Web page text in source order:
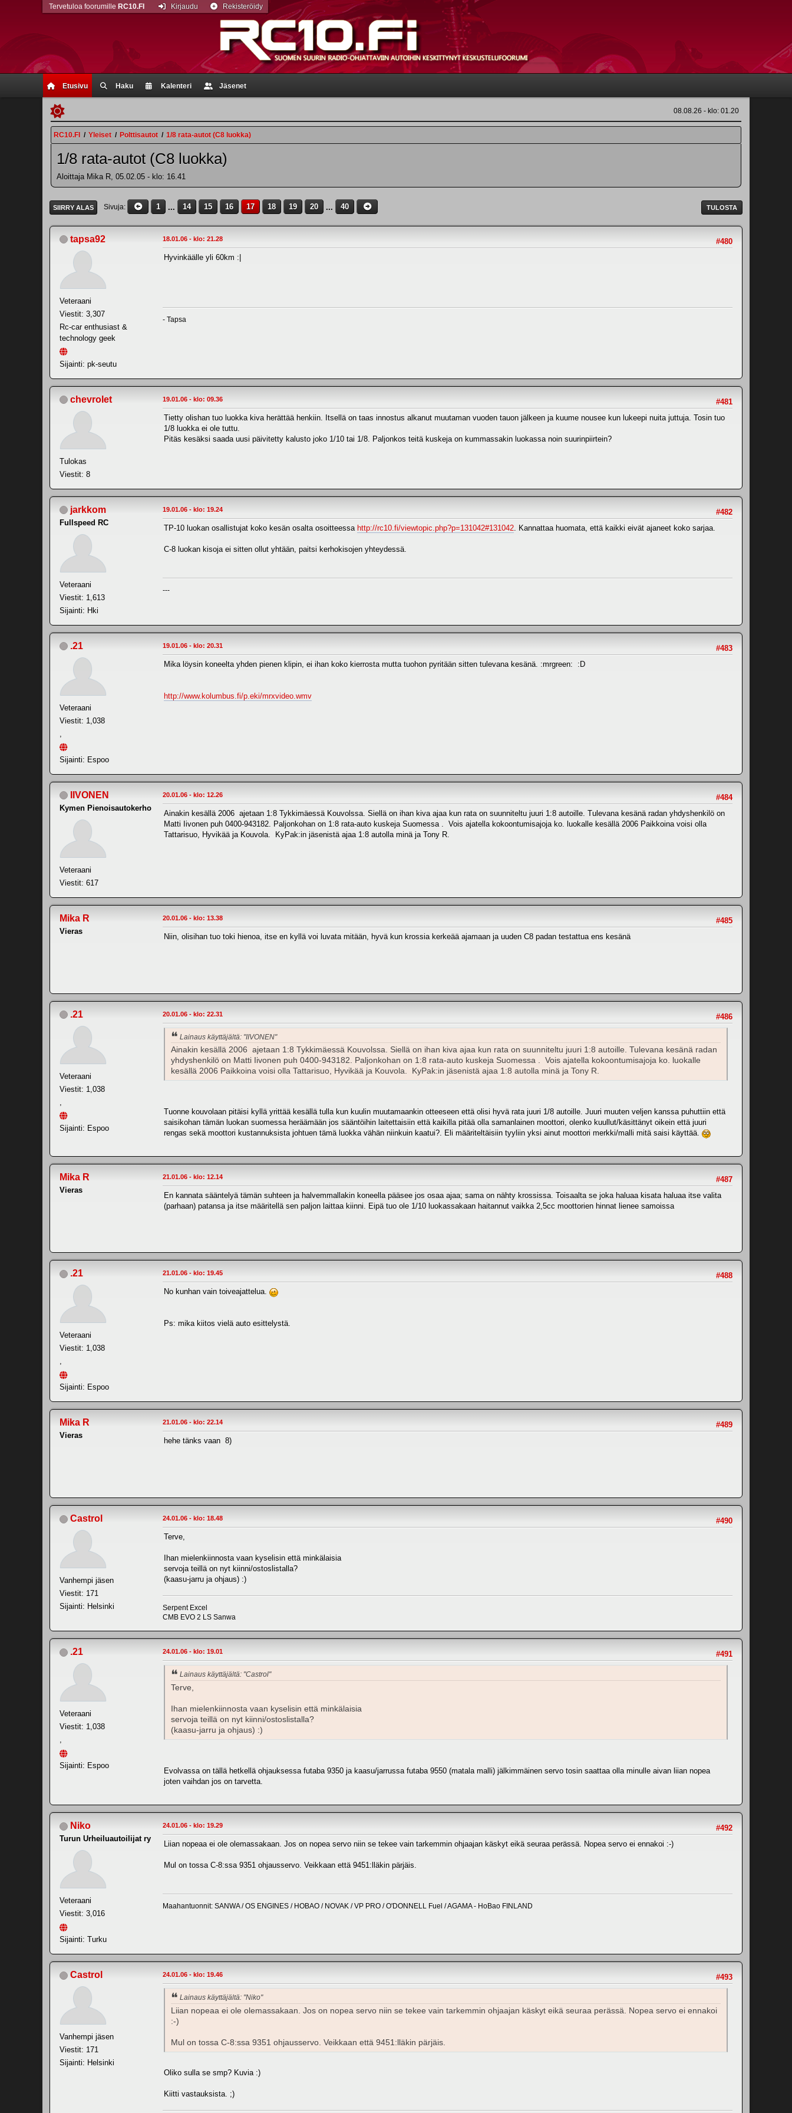
Etusivu Haku Kalenteri Jäsenet
Tervetuloa foorumille RC10.FI Kirjaudu Rekisteröidy
08.08.26 - klo: 01.20
RC10.FI / Yleiset / Polttisautot / 1/8 rata-autot (C8 luokka)
1/8 rata-autot (C8 luokka)
Aloittaja Mika R, 05.02.05 - klo: 16.41
TULOSTA
SIIRRY ALAS Sivuja 1 ... 14 15 16 17 18 19 20 ... 40
tapsa92
Veteraani
Viestit: 3,307
Rc-car enthusiast &
technology geek
Sijainti: pk-seutu
#480
18.01.06 - klo: 21.28
Hyvinkäälle yli 60km :|
- Tapsa
chevrolet
Tulokas
Viestit: 8
#481
19.01.06 - klo: 09.36
Tietty olishan tuo luokka kiva herättää henkiin. Itsellä on taas innostus alkanut muutaman vuoden tauon jälkeen ja kuume nousee kun lukeepi nuita juttuja. Tosin tuo
1/8 luokka ei ole tuttu.
Pitäs kesäksi saada uusi päivitetty kalusto joko 1/10 tai 1/8. Paljonkos teitä kuskeja on kummassakin luokassa noin suurinpiirtein?
jarkkom
Fullspeed RC
Veteraani
Viestit: 1,613
Sijainti: Hki
#482
19.01.06 - klo: 19.24
TP-10 luokan osallistujat koko kesän osalta osoitteessa http://rc10.fi/viewtopic.php?p=131042#131042 . Kannattaa huomata, että kaikki eivät ajaneet koko sarjaa.
C-8 luokan kisoja ei sitten ollut yhtään, paitsi kerhokisojen yhteydessä.
---
.21
Veteraani
Viestit: 1,038
Sijainti: Espoo
#483
19.01.06 - klo: 20.31
Mika löysin koneelta yhden pienen klipin, ei ihan koko kierrosta mutta tuohon pyritään sitten tulevana kesänä. :mrgreen: :D
http://www.kolumbus.fi/p.eki/mrxvideo.wmv
IIVONEN
Kymen Pienoisautokerho
Veteraani
Viestit: 617
#484
20.01.06 - klo: 12.26
Ainakin kesällä 2006 ajetaan 1:8 Tykkimäessä Kouvolssa. Siellä on ihan kiva ajaa kun rata on suunniteltu juuri 1:8 autoille. Tulevana kesänä radan yhdyshenkilö on
Matti Iivonen puh 0400-943182. Paljonkohan on 1:8 rata-auto kuskeja Suomessa . Vois ajatella kokoontumisajoja ko. luokalle kesällä 2006 Paikkoina voisi olla
Tattarisuo, Hyvikää ja Kouvola. KyPak:in jäsenistä ajaa 1:8 autolla minä ja Tony R.
Mika R
Vieras
#485
20.01.06 - klo: 13.38
Niin, olisihan tuo toki hienoa, itse en kyllä voi luvata mitään, hyvä kun krossia kerkeää ajamaan ja uuden C8 padan testattua ens kesänä
.21
Veteraani
Viestit: 1,038
Sijainti: Espoo
#486
20.01.06 - klo: 22.31
Lainaus käyttäjältä: "IIVONEN"
Ainakin kesällä 2006 ajetaan 1:8 Tykkimäessä Kouvolssa. Siellä on ihan kiva ajaa kun rata on suunniteltu juuri 1:8 autoille. Tulevana kesänä radan
yhdyshenkilö on Matti Iivonen puh 0400-943182. Paljonkohan on 1:8 rata-auto kuskeja Suomessa . Vois ajatella kokoontumisajoja ko. luokalle
kesällä 2006 Paikkoina voisi olla Tattarisuo, Hyvikää ja Kouvola. KyPak:in jäsenistä ajaa 1:8 autolla minä ja Tony R.
Tuonne kouvolaan pitäisi kyllä yrittää kesällä tulla kun kuulin muutamaankin otteeseen että olisi hyvä rata juuri 1/8 autoille. Juuri muuten veljen kanssa puhuttiin että
saisikohan tämän luokan suomessa heräämään jos sääntöihin laitettaisiin että kaikilla pitää olla samanlainen moottori, olenko kuullut/käsittänyt oikein että juuri
rengas sekä moottori kustannuksista johtuen tämä luokka vähän niinkuin kaatui?. Eli määriteltäisiin tyyliin yksi ainut moottori merkki/malli mitä saisi käyttää.
Mika R
Vieras
#487
21.01.06 - klo: 12.14
En kannata sääntelyä tämän suhteen ja halvemmallakin koneella pääsee jos osaa ajaa; sama on nähty krossissa. Toisaalta se joka haluaa kisata haluaa itse valita
(parhaan) patansa ja itse määritellä sen paljon laittaa kiinni. Eipä tuo ole 1/10 luokassakaan haitannut vaikka 2,5cc moottorien hinnat lienee samoissa
.21
Veteraani
Viestit: 1,038
,
Sijainti: Espoo
#488
21.01.06 - klo: 19.45
No kunhan vain toiveajattelua.
Ps: mika kiitos vielä auto esittelystä.
Mika R
Vieras
#489
21.01.06 - klo: 22.14
hehe tänks vaan 8)
Castrol
Vanhempi jäsen
Viestit: 171
Sijainti: Helsinki
#490
24.01.06 - klo: 18.48
Terve,
Ihan mielenkiinnosta vaan kyselisin että minkälaisia
servoja teillä on nyt kiinni/ostoslistalla?
(kaasu-jarru ja ohjaus) :)
Serpent Excel
CMB EVO 2 LS Sanwa
.21
Veteraani
Viestit: 1,038
,
Sijainti: Espoo
#491
24.01.06 - klo: 19.01
Lainaus käyttäjältä: "Castrol"
Terve,
Ihan mielenkiinnosta vaan kyselisin että minkälaisia
servoja teillä on nyt kiinni/ostoslistalla?
(kaasu-jarru ja ohjaus) :)
Evolvassa on tällä hetkellä ohjauksessa futaba 9350 ja kaasu/jarrussa futaba 9550 (matala malli) jälkimmäinen servo tosin saattaa olla minulle aivan liian nopea
joten vaihdan jos on tarvetta.
Niko
Turun Urheiluautoilijat ry
Veteraani
Viestit: 3,016
Sijainti: Turku
#492
24.01.06 - klo: 19.29
Liian nopeaa ei ole olemassakaan. Jos on nopea servo niin se tekee vain tarkemmin ohjaajan käskyt eikä seuraa perässä. Nopea servo ei ennakoi :-)
Mul on tossa C-8:ssa 9351 ohjausservo. Veikkaan että 9451:lläkin pärjäis.
Maahantuonnit: SANWA / OS ENGINES / HOBAO / NOVAK / VP PRO / O'DONNELL Fuel / AGAMA - HoBao FINLAND
Castrol
Vanhempi jäsen
Viestit: 171
Sijainti: Helsinki
#493
24.01.06 - klo: 19.46
Lainaus käyttäjältä: "Niko"
Liian nopeaa ei ole olemassakaan. Jos on nopea servo niin se tekee vain tarkemmin ohjaajan käskyt eikä seuraa perässä. Nopea servo ei ennakoi
:-)
Mul on tossa C-8:ssa 9351 ohjausservo. Veikkaan että 9451:lläkin pärjäis.
Oliko sulla se smp? Kuvia :)
Kiitti vastauksista. ;)